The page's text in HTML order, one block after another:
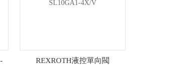
REXROTH液控單向閥